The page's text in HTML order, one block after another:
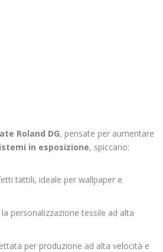
Roland DG, pensate per aumentare
in esposizione, spiccano:
tattili, ideale per wallpaper e
personalizzazione tessile ad alta
per produzione ad alta velocità e